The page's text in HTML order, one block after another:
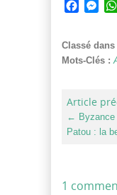
Classé dans
Mots-Clés :
Article
←
Patou : la
1